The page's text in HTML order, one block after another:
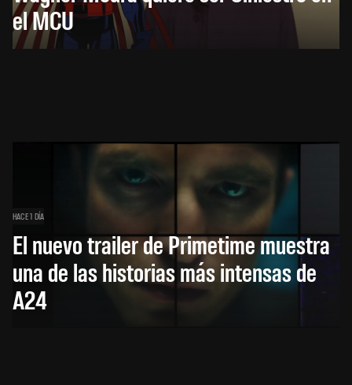
el MCU
HACE 1 DÍA
El nuevo trailer de Primetime muestra
una de las historias más intensas de
A24